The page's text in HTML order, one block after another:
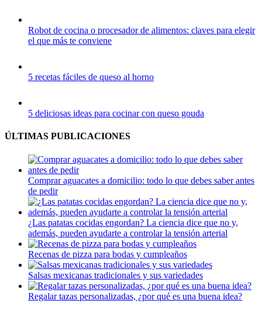
Robot de cocina o procesador de alimentos: claves para elegir
el que más te conviene
5 recetas fáciles de queso al horno
5 deliciosas ideas para cocinar con queso gouda
ÚLTIMAS PUBLICACIONES
Comprar aguacates a domicilio: todo lo que debes saber antes
de pedir
¿Las patatas cocidas engordan? La ciencia dice que no y,
además, pueden ayudarte a controlar la tensión arterial
Recenas de pizza para bodas y cumpleaños
Salsas mexicanas tradicionales y sus variedades
Regalar tazas personalizadas, ¿por qué es una buena idea?